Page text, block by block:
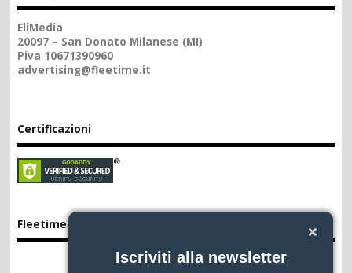
Iscriviti alla newsletter
EliMedia
20097 – San Donato Milanese (MI)
Piva 10671390960
advertising@fleetime.it
Certificazioni
Fleetime App